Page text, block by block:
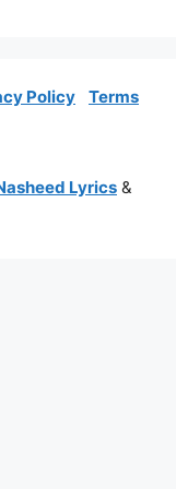
Policy
Terms
Lyrics &